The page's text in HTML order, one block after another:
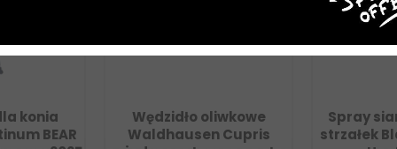
BEAR
Wędzidło oliwkowe
Waldhausen Cupris
Spray
strzałek